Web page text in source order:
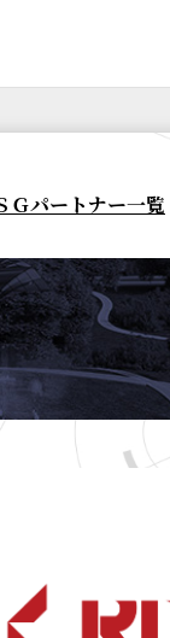
Ｇパートナー一覧